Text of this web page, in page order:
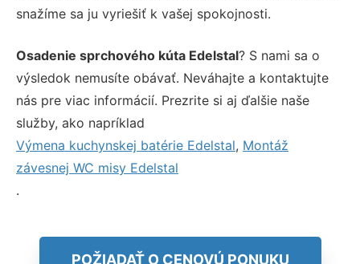
snažíme sa ju vyriešiť k vašej spokojnosti.
Osadenie sprchového kúta Edelstal? S nami sa o
výsledok nemusíte obávať. Neváhajte a kontaktujte
nás pre viac informácií. Prezrite si aj ďalšie naše
služby, ako napríklad
Výmena kuchynskej batérie Edelstal, Montáž
závesnej WC misy Edelstal
.
POŽIADAŤ O CENOVÚ PONUKU